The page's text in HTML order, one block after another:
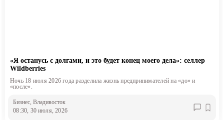
«Я останусь с долгами, и это будет конец моего дела»: селлер
Wildberries
Ночь 18 июля 2026 года разделила жизнь предпринимателей на «до» и
«после».
Бизнес, Владивосток
08:30, 30 июля, 2026